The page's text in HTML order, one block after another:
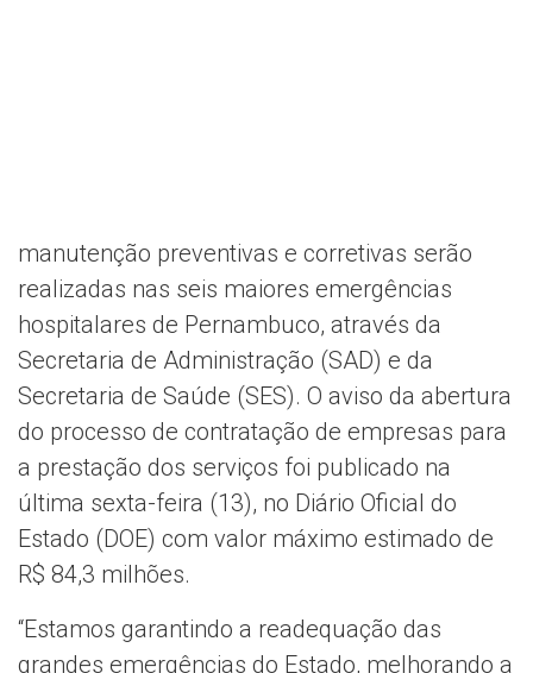
manutenção preventivas e corretivas serão
realizadas nas seis maiores emergências
hospitalares de Pernambuco, através da
Secretaria de Administração (SAD) e da
Secretaria de Saúde (SES). O aviso da abertura
do processo de contratação de empresas para
a prestação dos serviços foi publicado na
última sexta-feira (13), no Diário Oficial do
Estado (DOE) com valor máximo estimado de
R$ 84,3 milhões.
“Estamos garantindo a readequação das
grandes emergências do Estado, melhorando a